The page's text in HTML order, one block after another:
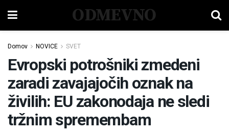
ODMEVNO
Domov NOVICE SVET
Evropski potrošniki zmedeni
zaradi zavajajočih oznak na
živilih: EU zakonodaja ne sledi
tržnim spremembam